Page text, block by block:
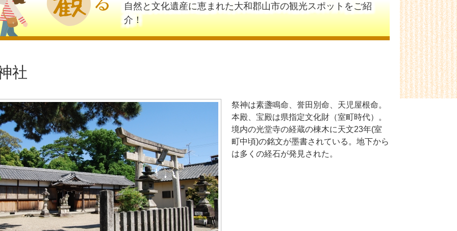
自然と文化遺産に恵まれた大和郡山市の観光スポットをご紹
介！
社
祭神は素盞鳴命、誉田別命、天児屋根命。
本殿、宝殿は県指定文化財（室町時代）。
境内の光堂寺の経蔵の棟木に天文23年(室
町中頃)の銘文が墨書されている。地下から
は多くの経石が発見された。